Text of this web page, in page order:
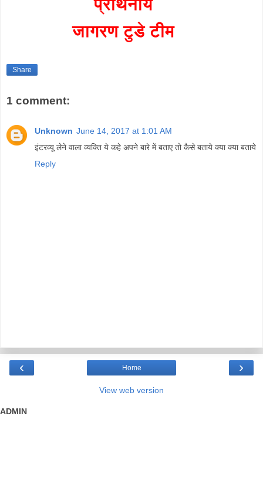
प्रार्थनीय
जागरण टुडे टीम
Share
1 comment:
Unknown June 14, 2017 at 1:01 AM
इंटरव्यू लेने वाला व्यक्ति ये कहे अपने बारे में बताए तो कैसे बताये क्या क्या बताये
Reply
‹ ›
Home
View web version
ADMIN